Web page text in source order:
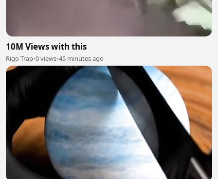
10M Views with this
Rigo Trap•0 views•45 minutes ago